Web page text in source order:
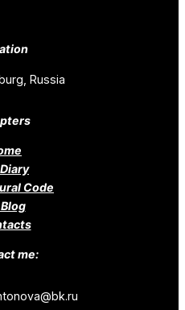
Russia
Code
me: